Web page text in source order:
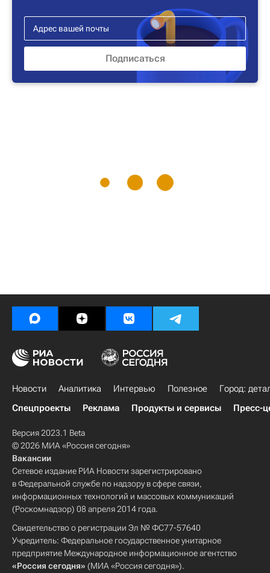
Новости Аналитика Интервью Полезное
Город:
Спецпроекты
Реклама Продукты и сервисы Пресс-
Версия 2023.1 Beta
© 2026 МИА «Россия сегодня»
Вакансии
Сетевое издание РИА Новости зарегистрировано
в Федеральной службе по надзору в сфере связи,
информационных технологий и массовых коммуникаций
(Роскомнадзор) 08 апреля 2014 года.
Свидетельство о регистрации Эл № ФС77-57640
Учредитель: Федеральное государственное унитарное
предприятие Международное информационное агентство
«Россия сегодня» (МИА «Россия сегодня»).